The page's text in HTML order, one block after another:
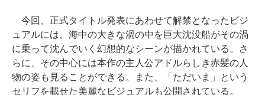
今回、正式タイトル発表にあわせて解禁となったビジ
ュアルには、海中の大きな渦の中を巨大沈没船がその渦
に乗って沈んでいく幻想的なシーンが描かれている。さ
らに、その中心には本作の主人公アドルらしき赤髪の人
物の姿も見ることができる。また、「ただいま」という
セリフを載せた美麗なビジュアルも公開されている。